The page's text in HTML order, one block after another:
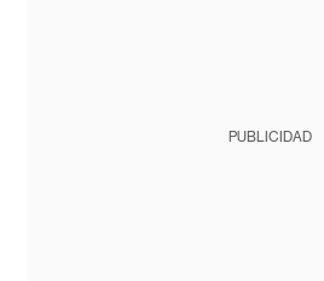
PUBLICIDAD